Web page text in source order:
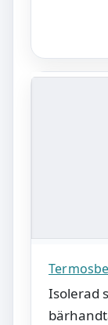
Isolerad